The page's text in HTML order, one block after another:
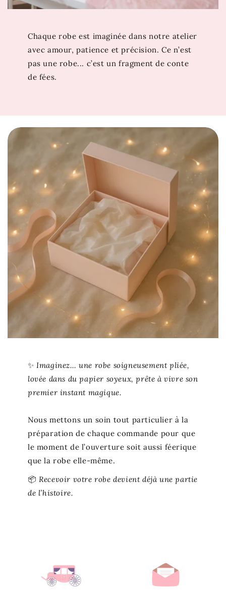
Chaque robe est imaginée dans notre atelier
avec amour, patience et précision. Ce n’est
pas une robe... c’est un fragment de conte
de fées.
✨ Imaginez… une robe soigneusement pliée,
lovée dans du papier soyeux, prête à vivre son
premier instant magique.
Nous mettons un soin tout particulier à la
préparation de chaque commande pour que
le moment de l’ouverture soit aussi féerique
que la robe elle-même.
📦 Recevoir votre robe devient déjà une partie
de l’histoire.